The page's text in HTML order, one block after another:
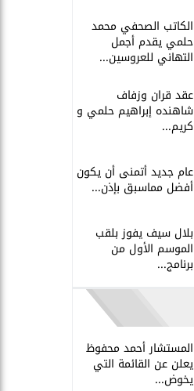
الكاتب الصحفي محمد
حلمي يقدم أجمل
التهاني للعروسين...
عقد قران وزفاف
شاهنده إبراهيم حلمي و
كريم...
عام جديد أتمنى أن يكون
أفضل مماسبق بإذن...
بلال سيف يفوز بلقب
الموسم الأول من
برنامج...
المستشار أحمد محفوظ
يعلن عن القائمة التي
يخوض...